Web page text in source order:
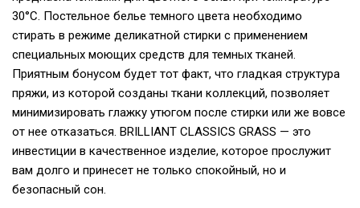
30°С. Постельное белье темного цвета необходимо
стирать в режиме деликатной стирки с применением
специальных моющих средств для темных тканей.
Приятным бонусом будет тот факт, что гладкая структура
пряжи, из которой созданы ткани коллекций, позволяет
минимизировать глажку утюгом после стирки или же вовсе
от нее отказаться. BRILLIANT CLASSICS GRASS — это
инвестиции в качественное изделие, которое прослужит
вам долго и принесет не только спокойный, но и
безопасный сон.